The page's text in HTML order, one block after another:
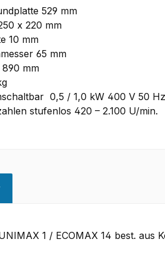
529 mm
x 220 mm
10 mm
65 mm
890 mm
0,5 / 1,0 kW 400 V 50 Hz
stufenlos 420 – 2.100 U/min.